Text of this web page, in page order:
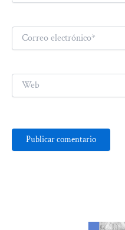
Correo
electrónico*
Web